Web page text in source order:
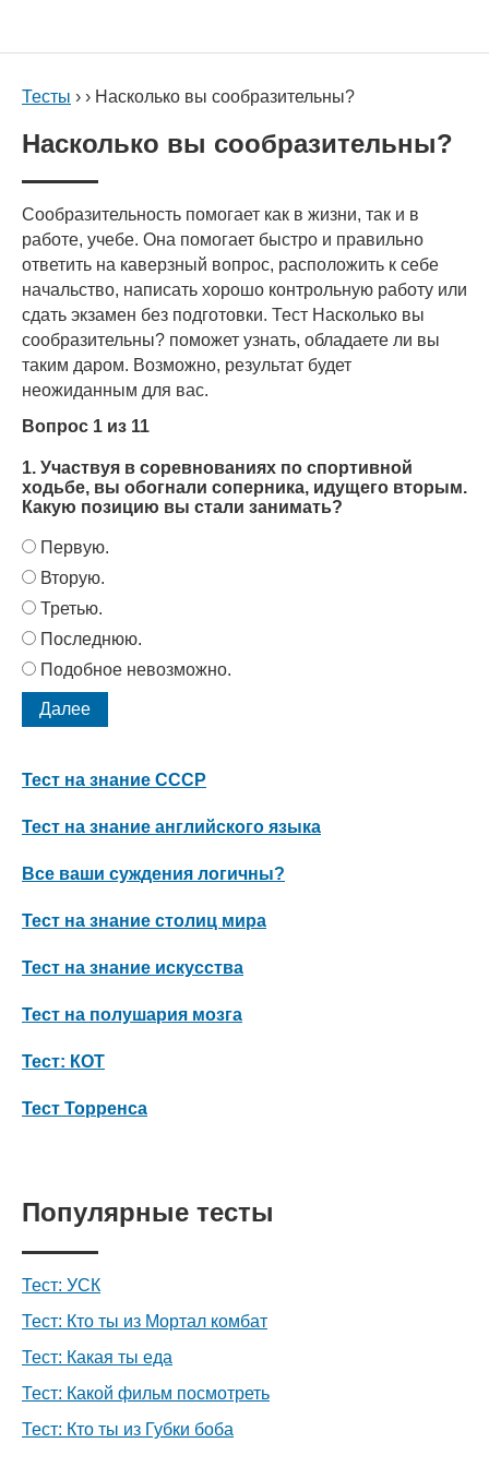
Тесты › › Насколько вы сообразительны?
Насколько вы сообразительны?
Сообразительность помогает как в жизни, так и в
работе, учебе. Она помогает быстро и правильно
ответить на каверзный вопрос, расположить к себе
начальство, написать хорошо контрольную работу или
сдать экзамен без подготовки. Тест Насколько вы
сообразительны? поможет узнать, обладаете ли вы
таким даром. Возможно, результат будет
неожиданным для вас.
Вопрос 1 из 11
1. Участвуя в соревнованиях по спортивной
ходьбе, вы обогнали соперника, идущего вторым.
Какую позицию вы стали занимать?
Первую.
Вторую.
Третью.
Последнюю.
Подобное невозможно.
Тест на знание СССР
Тест на знание английского языка
Все ваши суждения логичны?
Тест на знание столиц мира
Тест на знание искусства
Тест на полушария мозга
Тест: КОТ
Тест Торренса
Популярные тесты
Тест: УСК
Тест: Кто ты из Мортал комбат
Тест: Какая ты еда
Тест: Какой фильм посмотреть
Тест: Кто ты из Губки боба